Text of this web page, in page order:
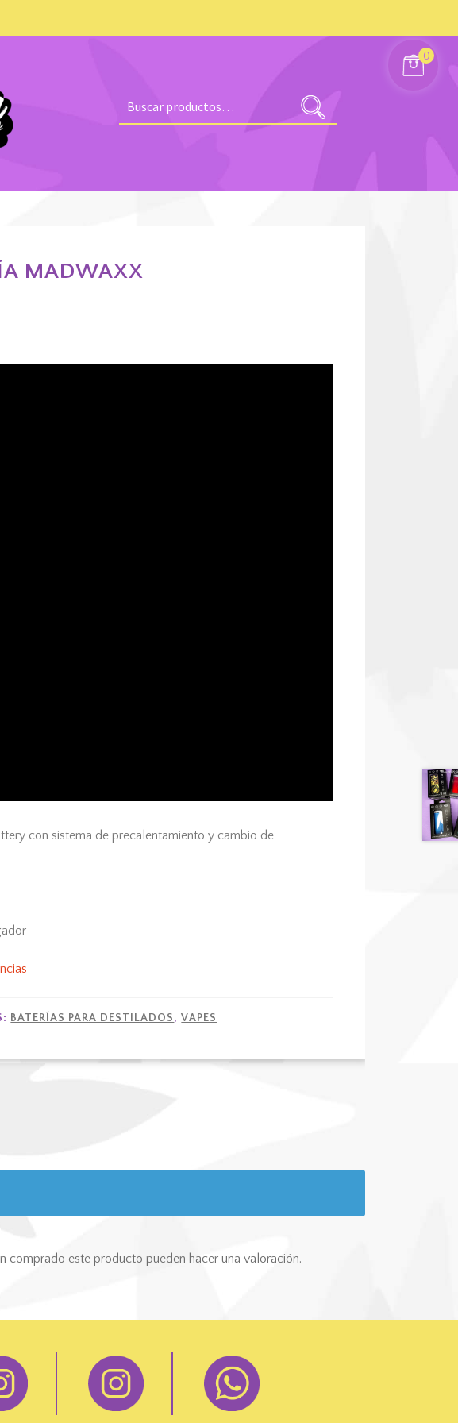
Buscar
por:
0
MADWAXX
con sistema de precalentamiento y cambio de
BATERÍAS PARA DESTILADOS,VAPES
comprado este producto pueden hacer una valoración.